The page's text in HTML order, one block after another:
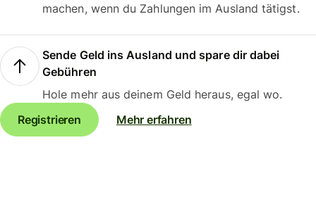
machen, wenn du Zahlungen im Ausland tätigst.
Sende Geld ins Ausland und spare dir dabei
Gebühren
Hole mehr aus deinem Geld heraus, egal wo.
Registrieren
Mehr erfahren